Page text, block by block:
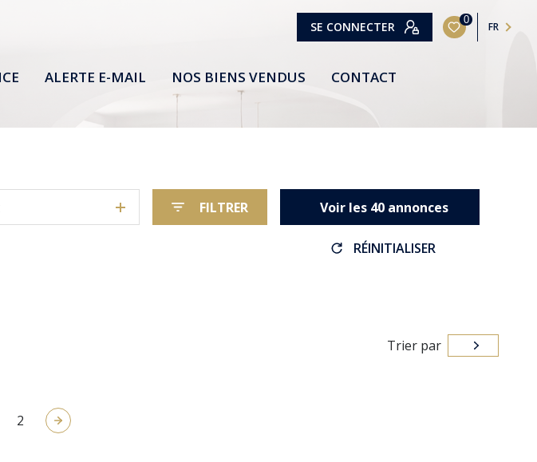
SE CONNECTER 0
FR
ALERTE E-MAIL NOS BIENS VENDUS CONTACT
FILTRER Voir les 40annonces
RÉINITIALISER
Trier par
2